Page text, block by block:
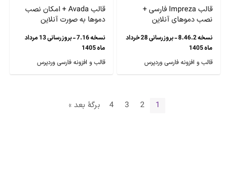
قالب Impreza فارسی +
نصب دموهای آنلاین
نسخه 8.46.2 - بروزرسانی 28 خرداد
ماه 1405
قالب و افزونه فارسی وردپرس
قالب Avada + امکان نصب
دموها به صورت آنلاین
نسخه 7.16 - بروزرسانی 13 مرداد
ماه 1405
قالب و افزونه فارسی وردپرس
1
2
3
4 برگهٔ بعد »